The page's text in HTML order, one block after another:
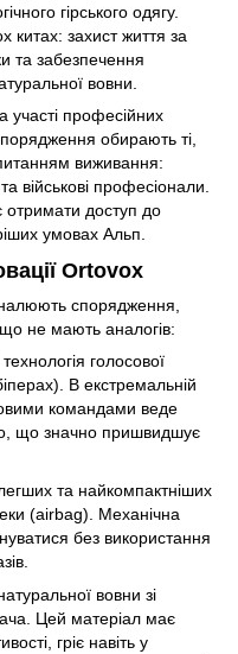
гірського одягу.
китах: захист життя за
та забезпечення
вовни.
участі професійних
обирають ті,
питанням виживання:
військові професіонали.
отримати доступ до
умовах Альп.
Ortovox
спорядження,
не мають аналогів:
голосової
В екстремальній
командами веде
що значно пришвидшує
та найкомпактніших
(airbag). Механічна
без використання
вовни зі
Цей матеріал має
гріє навіть у